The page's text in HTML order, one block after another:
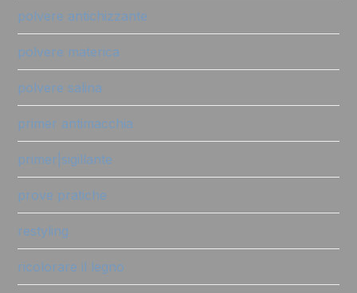
polvere antichizzante
polvere materica
polvere salina
primer antimacchia
primer|sigillante
prove pratiche
restyling
ricolorare il legno